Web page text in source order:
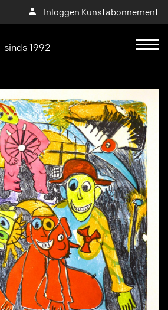
Inloggen Kunstabonnement
sinds 1992